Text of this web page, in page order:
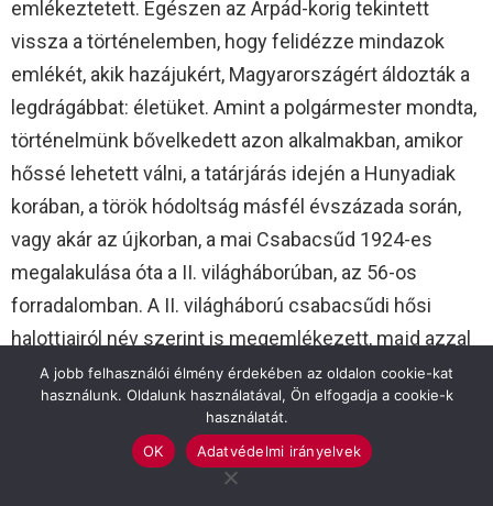
emlékeztetett. Egészen az Árpád-korig tekintett
vissza a történelemben, hogy felidézze mindazok
emlékét, akik hazájukért, Magyarországért áldozták a
legdrágábbat: életüket. Amint a polgármester mondta,
történelmünk bővelkedett azon alkalmakban, amikor
hőssé lehetett válni, a tatárjárás idején a Hunyadiak
korában, a török hódoltság másfél évszázada során,
vagy akár az újkorban, a mai Csabacsűd 1924-es
megalakulása óta a II. világháborúban, az 56-os
forradalomban. A II. világháború csabacsűdi hősi
halottjairól név szerint is megemlékezett, majd azzal
fejezte be beszédét, hogy valamennyi magyar hősnek
az emlékét őrizzük meg, abban a reményben, hogy
soha többé ne legyen háború, ne kelljen senkinek
A jobb felhasználói élmény érdekében az oldalon cookie-kat
használunk. Oldalunk használatával, Ön elfogadja a cookie-k
használatát.
OK
Adatvédelmi irányelvek